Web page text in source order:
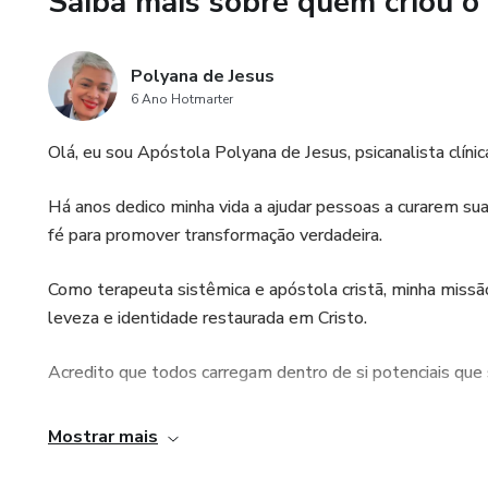
• Abrir espaço para a
abundância que vêm de um
🕊️ Perdoar é prosperar.
Polyana de Jesus
6 Ano Hotmarter
Olá, eu sou Apóstola Polyana de Jesus, psicanalista
Há anos dedico minha vida a ajudar pessoas a curarem
fé para promover transformação verdadeira.
Como terapeuta sistêmica e apóstola cristã, minha
leveza e identidade restaurada em Cristo.
Acredito que todos carregam dentro de si potenciais
Aqui na Hotmart, você vai encontrar materiais, cursos e
Mostrar mais